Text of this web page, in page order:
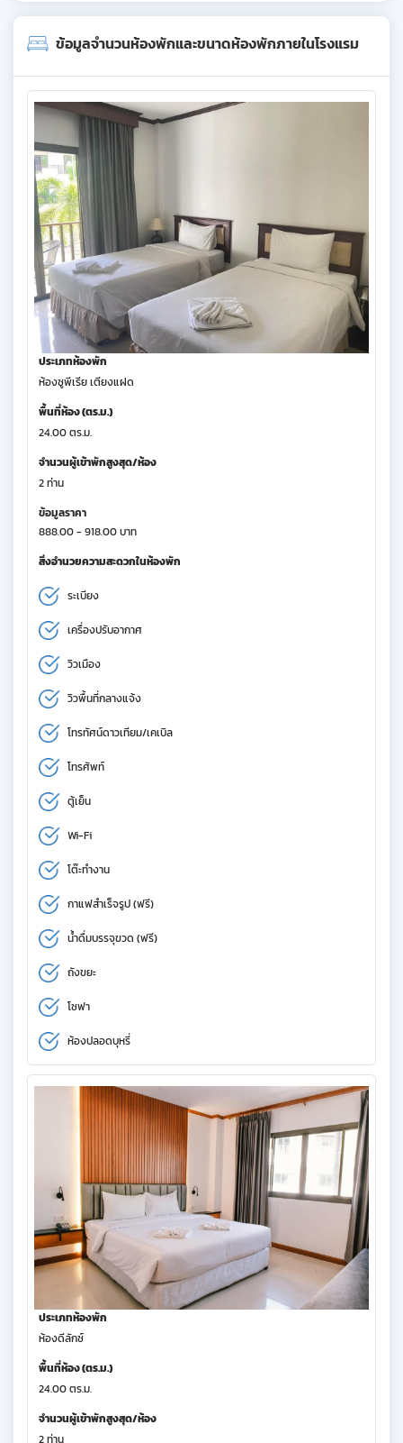
ข้อมูลจำนวนห้องพักและขนาดห้องพักภายในโรงแรม
ประเภทห้องพัก
ห้องซูพีเรีย เตียงแฝด
พื้นที่ห้อง (ตร.ม.)
24.00 ตร.ม.
จำนวนผู้เข้าพักสูงสุด/ห้อง
2 ท่าน
ข้อมูลราคา
888.00 - 918.00 บาท
สิ่งอำนวยความสะดวกในห้องพัก
ระเบียง
เครื่องปรับอากาศ
วิวเมือง
วิวพื้นที่กลางแจ้ง
โทรทัศน์ดาวเทียม/เคเบิล
โทรศัพท์
ตู้เย็น
Wi-Fi
โต๊ะทำงาน
กาแฟสำเร็จรูป (ฟรี)
น้ำดื่มบรรจุขวด (ฟรี)
ถังขยะ
โซฟา
ห้องปลอดบุหรี่
ประเภทห้องพัก
ห้องดีลักซ์
พื้นที่ห้อง (ตร.ม.)
24.00 ตร.ม.
จำนวนผู้เข้าพักสูงสุด/ห้อง
2 ท่าน